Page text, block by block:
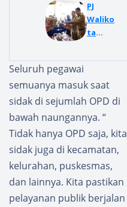
an 3
Tersan
gka
i Dana
Pilkada
2024
PJ
Waliko
ta
mulih
an BPR
Serasa
Kota
Prabu
mulih
Seluruh pegawai
semuanya masuk saat
sidak di sejumlah OPD di
bawah naungannya. “
Tidak hanya OPD saja, kita
sidak juga di kecamatan,
kelurahan, puskesmas,
dan lainnya. Kita pastikan
pelayanan publik berjalan